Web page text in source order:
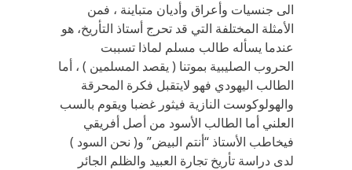
الى جنسيات وأعراق وأديان متباينة ، فمن
الأمثلة المختلفة التي قد تحرج أستاذ التأريخ، هو
عندما يسأله طالب مسلم لماذا تسببت
الحروب الصليبية بموتنا ( يقصد المسلمين ) ، أما
الطالب اليهودي فهو لايتقبل فكرة المحرقة
والهولوكوست النازية فيثور غضبا ويقوم بالسب
العلني أما الطالب الأسود من أصل أفريقي
فيخاطب الأستاذ “أنتم البيض” و( نحن السود )
لدى دراسة تأريخ تجارة العبيد والظلم الجائر